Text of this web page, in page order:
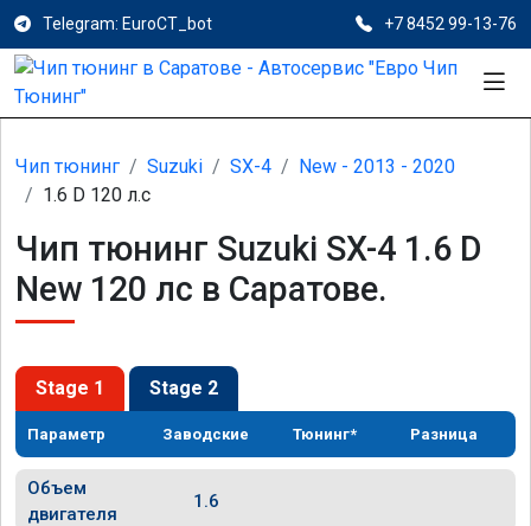
Telegram: EuroCT_bot +7 8452 99-13-76
Чип тюнинг Suzuki SX-4
New - 2013 - 2020
1.6 D 120 л.с
Чип тюнинг Suzuki SX-4 1.6 D
New 120 лс в Саратове.
Stage 1 Stage 2
Параметр Заводские Тюнинг* Разница
Объем
двигателя
1.6